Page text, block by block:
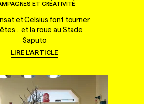
ET CRÉATIVITÉ
et Celsius font tourner
et la roue au Stade
Saputo
LIRE L'ARTICLE